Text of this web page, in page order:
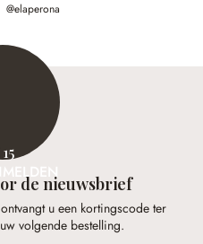
@elaperona
de nieuwsbrief
u een kortingscode ter
volgende bestelling.